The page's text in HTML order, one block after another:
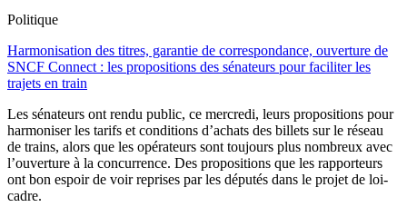
Politique
Harmonisation des titres, garantie de correspondance, ouverture de
SNCF Connect : les propositions des sénateurs pour faciliter les
trajets en train
Les sénateurs ont rendu public, ce mercredi, leurs propositions pour
harmoniser les tarifs et conditions d’achats des billets sur le réseau
de trains, alors que les opérateurs sont toujours plus nombreux avec
l’ouverture à la concurrence. Des propositions que les rapporteurs
ont bon espoir de voir reprises par les députés dans le projet de loi-
cadre.